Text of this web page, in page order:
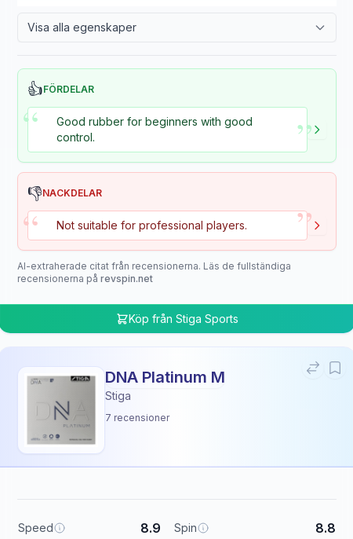
Visa alla egenskaper
👍FÖRDELAR
“
Good rubber for beginners with good
control.
”
👎NACKDELAR
“ Not suitable for professional players. ”
AI-extraherade citat från recensionerna. Läs de fullständiga
recensionerna på revspin.net
Köp från Stiga Sports
DNA Platinum M
Stiga
7 recensioner
Speed 8.9 Spin 8.8